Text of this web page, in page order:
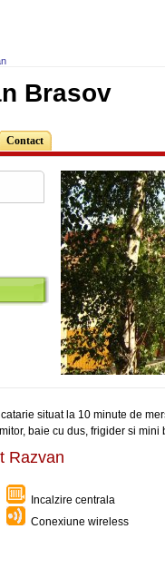
Brasov
Contact
situat la 10 minute de
baie cu dus, frigider si mini
Razvan
Incalzire centrala
Conexiune wireless